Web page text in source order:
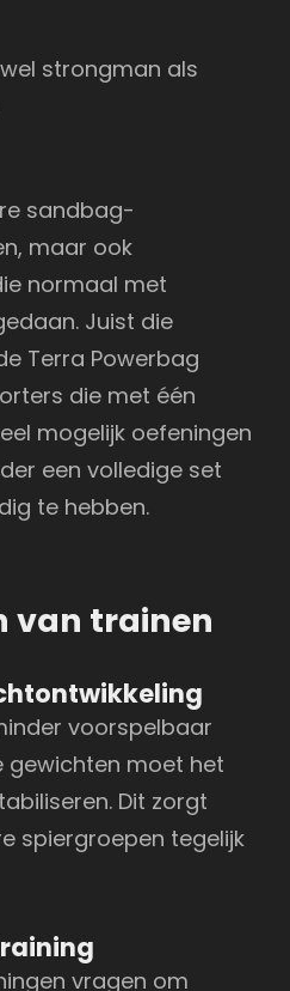
strongman als
sandbag-
maar ook
normaal met
Juist die
Terra Powerbag
die met één
mogelijk oefeningen
een volledige set
te hebben.
van trainen
voorspelbaar
gewichten moet het
Dit zorgt
spiergroepen tegelijk
vragen om